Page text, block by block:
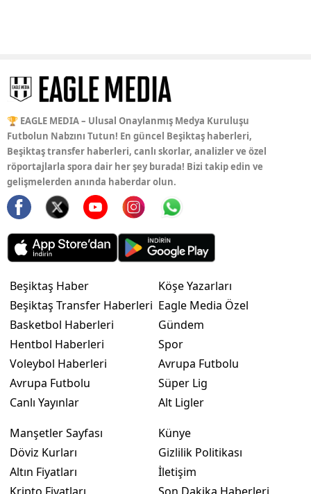
🏆 EAGLE MEDIA – Ulusal Onaylanmış Medya Kuruluşu
Futbolun Nabzını Tutun! En güncel Beşiktaş haberleri,
Beşiktaş transfer haberleri, canlı skorlar, analizler ve özel
röportajlarla spora dair her şey burada! Bizi takip edin ve
gelişmelerden anında haberdar olun.
Beşiktaş Haber
Beşiktaş Transfer Haberleri
Basketbol Haberleri
Hentbol Haberleri
Voleybol Haberleri
Avrupa Futbolu
Canlı Yayınlar
Köşe Yazarları
Eagle Media Özel
Gündem
Spor
Avrupa Futbolu
Süper Lig
Alt Ligler
Manşetler Sayfası
Döviz Kurları
Altın Fiyatları
Künye
Gizlilik Politikası
İletişim